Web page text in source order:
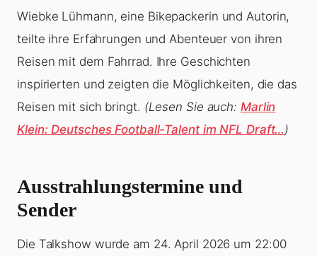
Wiebke Lühmann, eine Bikepackerin und Autorin,
teilte ihre Erfahrungen und Abenteuer von ihren
Reisen mit dem Fahrrad. Ihre Geschichten
inspirierten und zeigten die Möglichkeiten, die das
Reisen mit sich bringt. (Lesen Sie auch: Marlin
Klein: Deutsches Football-Talent im NFL Draft…)
Ausstrahlungstermine und
Sender
Die Talkshow wurde am 24. April 2026 um 22:00